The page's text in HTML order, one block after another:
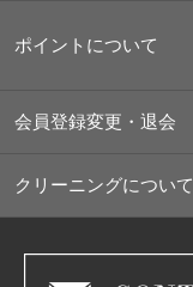
ポイントについて
会員登録変更・退会
クリーニングについて